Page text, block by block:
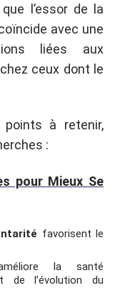
l’essor de la
avec une
liées aux
ceux dont le
points à retenir,
:
pour Mieux Se
favorisent le
la santé
de l’évolution du